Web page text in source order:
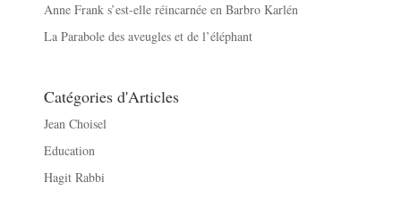
Anne Frank s’est-elle réincarnée en Barbro Karlén
La Parabole des aveugles et de l’éléphant
Catégories d'Articles
Jean Choisel
Education
Hagit Rabbi